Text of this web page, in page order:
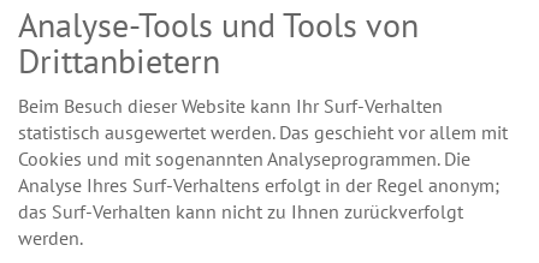
Analyse-Tools und Tools von
Drittanbietern
Beim Besuch dieser Website kann Ihr Surf-Verhalten
statistisch ausgewertet werden. Das geschieht vor allem mit
Cookies und mit sogenannten Analyseprogrammen. Die
Analyse Ihres Surf-Verhaltens erfolgt in der Regel anonym;
das Surf-Verhalten kann nicht zu Ihnen zurückverfolgt
werden.